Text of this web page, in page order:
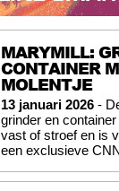
MARYMILL:
CONTAINER
MOLENTJE
13 januari 2026 -
grinder en
vast of stroef en is
een exclusieve